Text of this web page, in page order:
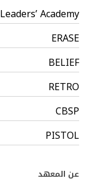
Leaders’ Academy
ERASE
BELIEF
RETRO
CBSP
PISTOL
عن المعهد